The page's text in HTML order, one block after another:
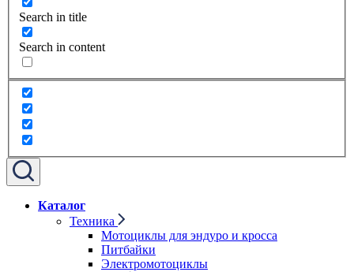
Search in title
Search in content
Каталог
Техника
Мотоциклы для эндуро и кросса
Питбайки
Электромотоциклы